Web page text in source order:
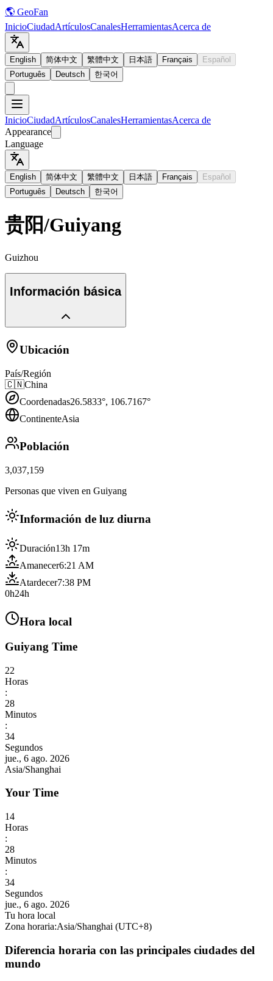
🌎 GeoFan
InicioCiudadArtículosCanalesHerramientasAcerca de
English 简体中文 繁體中文 日本語 Français
Español
Português
Deutsch 한국어
InicioCiudadArtículosCanalesHerramientasAcerca de
Appearance
Language
English 简体中文 繁體中文 日本語 Français
Español
Português
Deutsch 한국어
贵阳/Guiyang
Guizhou
Información básica
Ubicación
País/Región
🇨🇳China
Coordenadas26.5833°, 106.7167°
ContinenteAsia
Población
3,037,159
Personas que viven en Guiyang
Información de luz diurna
Duración13h 17m
Amanecer6:21 AM
Atardecer7:38 PM
0h24h
Hora local
Guiyang Time
22
Horas
:
28
Minutos
:
36
Segundos
jue., 6 ago. 2026
Asia/Shanghai
Your Time
14
Horas
:
28
Minutos
:
36
Segundos
jue., 6 ago. 2026
Tu hora local
Zona horaria:Asia/Shanghai (UTC+8)
Diferencia horaria con las principales ciudades del
mundo